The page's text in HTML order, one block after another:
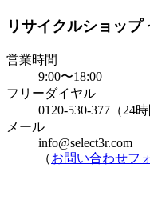
リサイクルショップ
営業時間
9:00〜18:00
フリーダイヤル
0120-530-377（24
メール
info@select3r.com
（お問い合わせフ